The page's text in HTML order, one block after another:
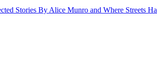
Stories By Alice Munro and Where Streets